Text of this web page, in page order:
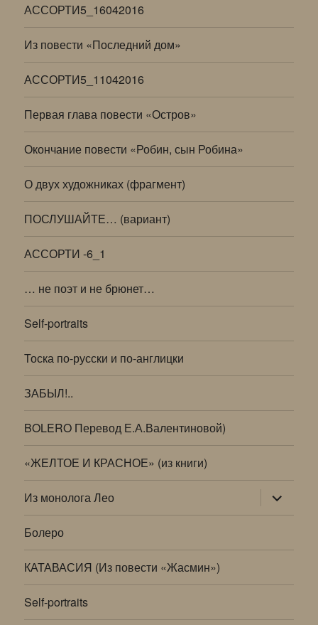
АССОРТИ5_16042016
Из повести «Последний дом»
АССОРТИ5_11042016
Первая глава повести «Остров»
Окончание повести «Робин, сын Робина»
О двух художниках (фрагмент)
ПОСЛУШАЙТЕ… (вариант)
АССОРТИ -6_1
… не поэт и не брюнет…
Self-portraits
Тоска по-русски и по-англицки
ЗАБЫЛ!..
BOLERO Перевод Е.А.Валентиновой)
«ЖЕЛТОЕ И КРАСНОЕ» (из книги)
Из монолога Лео раскрыть
дочернее
меню
Болеро
КАТАВАСИЯ (Из повести «Жасмин»)
Self-portraits